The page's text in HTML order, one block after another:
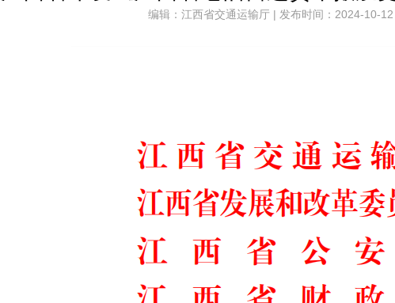
编辑：江西省交通运输厅 | 发布时间：2024-10-